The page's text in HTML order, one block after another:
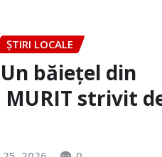
băiețel din
strivit de
25, 2026 0
terapie intensivă mobilă din
2 Cluj-Napoca a intervenit, în